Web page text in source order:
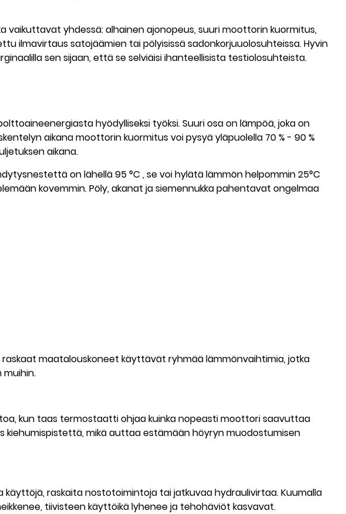
vaikuttavat yhdessä: alhainen ajonopeus, suuri moottorin kuormitus,
ilmavirtaus satojäämien tai pölyisissä sadonkorjuuolosuhteissa. Hyvin
sen sijaan, että se selviäisi ihanteellisista testiolosuhteista.
hyödylliseksi työksi. Suuri osa on lämpöä, joka on
aikana moottorin kuormitus voi pysyä yläpuolella 70 % - 90 %
aikana.
on lähellä95 °C , se voi hylätä lämmön helpommin25°C
kovemmin. Pöly, akanat ja siemennukka pahentavat ongelmaa
maatalouskoneet käyttävät ryhmää lämmönvaihtimia, jotka
muihin.
kun taas termostaatti ohjaa kuinka nopeasti moottori saavuttaa
mikä auttaa estämään höyryn muodostumisen
raskaita nostotoimintoja tai jatkuvaa hydraulivirtaa. Kuumalla
tiivisteen käyttöikä lyhenee ja tehohäviöt kasvavat.